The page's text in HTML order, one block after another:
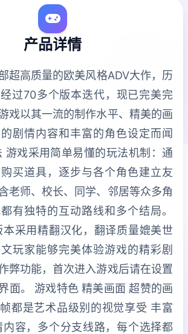
产品详情
超高质量的欧美风格ADV大作，历
过70多个版本迭代，现已完美完
戏以其一流的制作水平、精美的画
剧情内容和丰富的角色设定而闻
游戏采用简单易懂的玩法机制：通
买道具，逐步与各个角色建立友
老师、校长、同学、邻居等众多角
有独特的互动路线和多个结局。
采用精翻汉化，翻译质量媲美世
玩家能够完美体验游戏的精彩剧
弊功能，首次进入游戏后请在设置
面。 游戏特色 精美画面 超赞的画
都是艺术品级别的视觉享受 丰富
内容，多个分支线路，每个选择都